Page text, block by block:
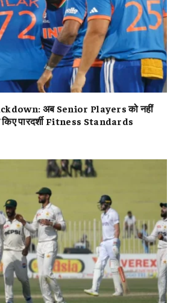
अब Senior Players को नहीं
किए पारदर्शी Fitness Standards